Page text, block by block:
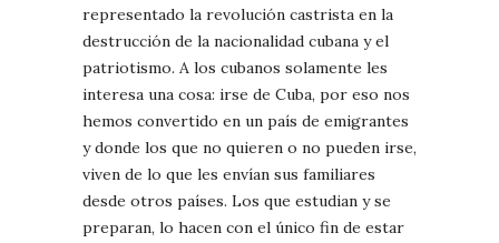
representado la revolución castrista en la
destrucción de la nacionalidad cubana y el
patriotismo. A los cubanos solamente les
interesa una cosa: irse de Cuba, por eso nos
hemos convertido en un país de emigrantes
y donde los que no quieren o no pueden irse,
viven de lo que les envían sus familiares
desde otros países. Los que estudian y se
preparan, lo hacen con el único fin de estar